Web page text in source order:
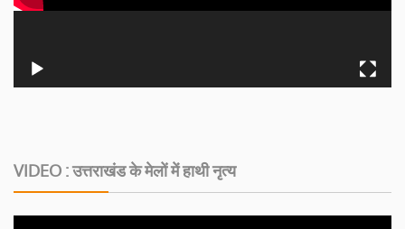
VIDEO : उत्तराखंड के मेलों में हाथी नृत्य